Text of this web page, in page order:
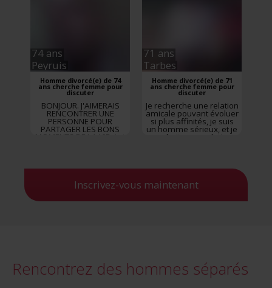
74 ans
Peyruis
Homme divorcé(e) de 74
ans cherche femme pour
discuter
BONJOUR. J'AIMERAIS
RENCONTRER UNE
PERSONNE POUR
PARTAGER LES BONS
MOMENTS DE LA VIE. ( et
rencontre sera la
de faire connaissance et
d’échanger nos envies
réciproques. Difficile de
71 ans
Tarbes
Homme divorcé(e) de 71
ans cherche femme pour
discuter
Je recherche une relation
amicale pouvant évoluer
si plus affinités, je suis
un homme sérieux, et je
souhaite une relation
Inscrivez-vous maintenant
Rencontrez des hommes séparés